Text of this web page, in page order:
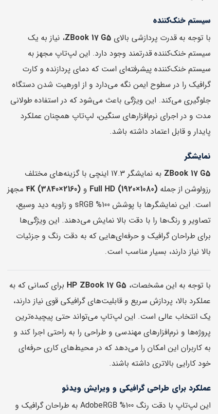
سیستم خنک‌کننده
با توجه به قدرت پردازشی بالای ZBook 17 G5، نیاز به یک
سیستم خنک‌کننده قدرتمند وجود دارد. این لپ‌تاپ مجهز به
سیستم خنک‌کننده پیشرفته‌ای است که دمای پردازنده و کارت
گرافیک را در سطوح ایمن نگه می‌دارد و از اورهیت شدن دستگاه
جلوگیری می‌کند. این ویژگی باعث می‌شود که در استفاده طولانی
مدت و در اجرای نرم‌افزارهای سنگین، لپ‌تاپ همچنان عملکرد
پایدار و قابل اعتماد داشته باشد.
نمایشگر
ZBook 17 G5
به نمایشگر 17.3 اینچی با گزینه‌های مختلف
رزولوشن از جمله Full HD (1920×1080) و 4K (3840×2160) مجهز
است. این نمایشگرها با پوشش 100% sRGB و زاویه دید وسیع،
تصاویر و رنگ‌ها را با دقت بالا نمایش می‌دهند. این ویژگی‌ها
برای طراحان گرافیک و حرفه‌ای‌هایی که به دقت رنگ و جزئیات
بالا نیاز دارند، بسیار مناسب است.
با توجه به این مشخصات، HP ZBook 17 G5 برای کسانی که به
عملکرد بالا، پردازش سریع و قابلیت‌های گرافیکی قوی نیاز دارند،
یک انتخاب عالی است. این لپ‌تاپ می‌تواند حتی پیچیده‌ترین
پروژه‌ها و نرم‌افزارهای مهندسی و طراحی را به راحتی اجرا کند و
به کاربران این امکان را می‌دهد که در محیط‌های کاری حرفه‌ای
خود کارایی بالاتری داشته باشند.
عملکرد برای طراحی گرافیکی و ویرایش ویدئو
این لپ‌تاپ با دقت رنگ 100% AdobeRGB به طراحان گرافیک و